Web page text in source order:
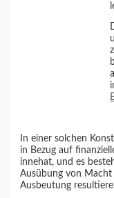
In einer solchen
in Bezug auf
innehat, und es
Ausübung von
Ausbeutung